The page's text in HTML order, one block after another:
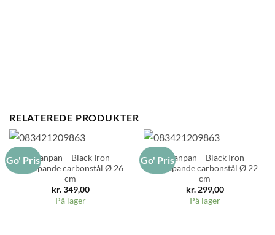
RELATEREDE PRODUKTER
Go' PrisScanpan – Black Iron
stegepande carbonstål Ø 26
cm
kr.349,00
På lager
Go' PrisScanpan – Black Iron
stegepande carbonstål Ø 22
cm
kr.299,00
På lager